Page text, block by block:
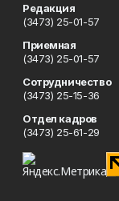
Редакция
(3473) 25-01-57
Приемная
(3473) 25-01-57
Сотрудничество
(3473) 25-15-36
Отдел кадров
(3473) 25-61-29